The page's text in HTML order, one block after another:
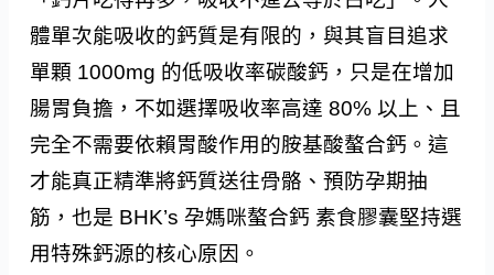
體單次能吸收的鈣質是有限的，與其盲目追求
單顆 1000mg 的低吸收率碳酸鈣，只是在增加
腸胃負擔，不如選擇吸收率高達 80% 以上、且
完全不需要依賴胃酸作用的胺基酸螯合鈣。這
才能真正精準將鈣質送往骨骼、預防孕期抽
筋，也是 BHK’s 孕媽咪螯合鈣 素食膠囊堅持選
用特殊鈣源的核心原因。